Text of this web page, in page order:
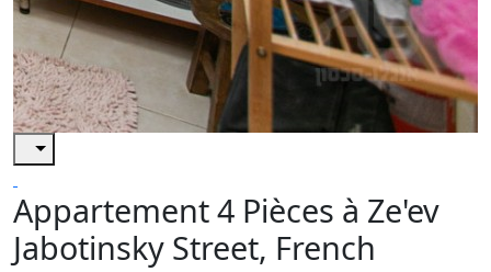
Appartement 4 Pièces à Ze'ev
Jabotinsky Street, French